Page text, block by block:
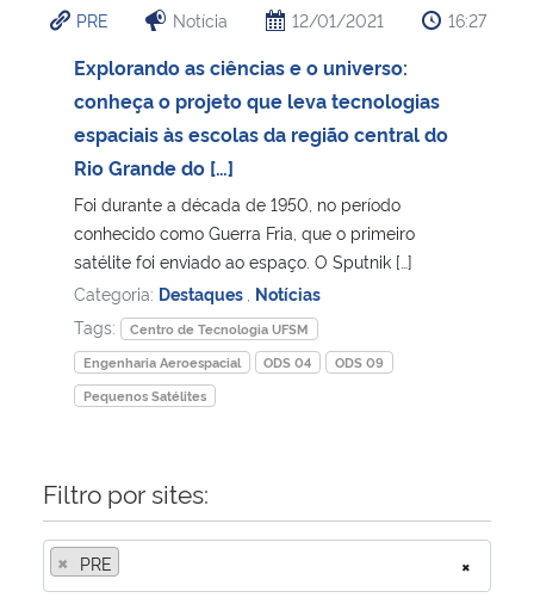
Ministério da Cidadania
Ministério da Saúde
Ministério de Minas e Energia
Ministério da Ciência, Tecnologia, Inovações e Comunicações
Ministério do Meio Ambiente
Ministério do Turismo
Ministério do Desenvolvimento Regional
Ministério da Mulher, da Família e dos Direitos Humanos
Secretaria-Geral
PRE Notícia 12/01/2021 16:27
Explorando as ciências e o universo:
conheça o projeto que leva tecnologias
espaciais às escolas da região central do
Rio Grande do […]
Foi durante a década de 1950, no período
conhecido como Guerra Fria, que o primeiro
satélite foi enviado ao espaço. O Sputnik […]
Categoria: Destaques Notícias
Tags:
Centro de Tecnologia UFSM
Engenharia Aeroespacial
ODS 04
ODS 09
Pequenos Satélites
Filtro por sites:
×
× PRE